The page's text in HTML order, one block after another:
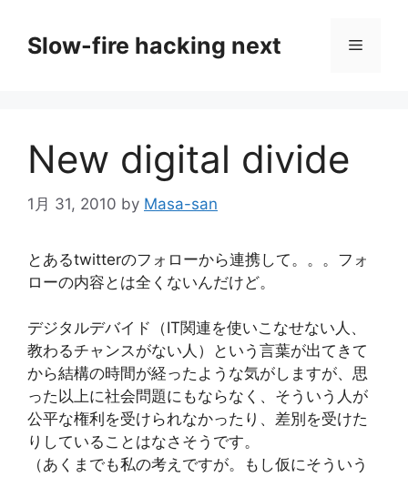
Slow-fire hacking next メ
New digital divide
1月 31, 2010 by Masa-san
とあるtwitterのフォローから連携して。。。フォ
ローの内容とは全くないんだけど。
デジタルデバイド（IT関連を使いこなせない人、
教わるチャンスがない人）という言葉が出てきて
から結構の時間が経ったような気がしますが、思
った以上に社会問題にもならなく、そういう人が
公平な権利を受けられなかったり、差別を受けた
りしていることはなさそうです。
（あくまでも私の考えですが。もし仮にそういう